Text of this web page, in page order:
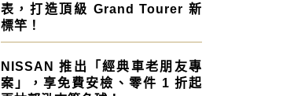
表，打造頂級 Grand Tourer 新
標竿！
NISSAN 推出「經典車老朋友專
案」，享免費安檢、零件 1 折起